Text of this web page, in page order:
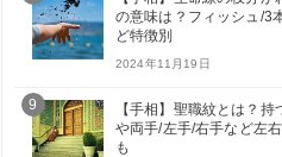
の意味は？フィッシュ/3
ど特徴別
2024年11月19日
9
【手相】聖職紋とは？持
や両手/左手/右手など左
も